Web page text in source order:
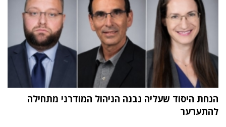
הנחת היסוד שעליה נבנה הניהול המודרני מתחילה
להתערער